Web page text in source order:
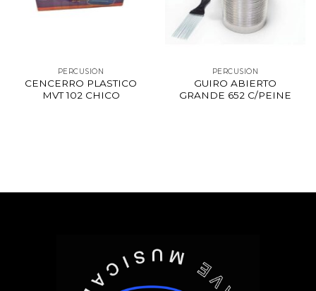
PERCUSIÓN
CENCERRO PLASTICO
MVT 102 CHICO
PERCUSIÓN
GUIRO ABIERTO
GRANDE 652 C/PEINE